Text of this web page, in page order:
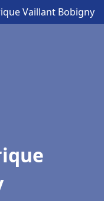
Vaillant Bobigny